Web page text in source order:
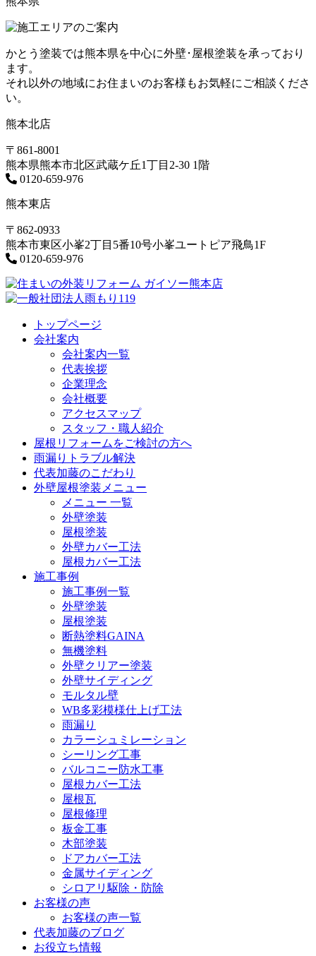
かとう塗装では熊本県を中心に外壁･屋根塗装を承っており
ます。
それ以外の地域にお住まいのお客様もお気軽にご相談くださ
い。
熊本北店
〒861-8001
熊本県熊本市北区武蔵ケ丘1丁目2-30 1階
0120-659-976
熊本東店
〒862-0933
熊本市東区小峯2丁目5番10号小峯ユートピア飛鳥1F
0120-659-976
トップページ
会社案内
会社案内一覧
代表挨拶
企業理念
会社概要
アクセスマップ
スタッフ・職人紹介
屋根リフォームをご検討の方へ
雨漏りトラブル解決
代表加藤のこだわり
外壁屋根塗装メニュー
メニュー 一覧
外壁塗装
屋根塗装
外壁カバー工法
屋根カバー工法
施工事例
施工事例一覧
外壁塗装
屋根塗装
断熱塗料GAINA
無機塗料
外壁クリアー塗装
外壁サイディング
モルタル壁
WB多彩模様仕上げ工法
雨漏り
カラーシュミレーション
シーリング工事
バルコニー防水工事
屋根カバー工法
屋根瓦
屋根修理
板金工事
木部塗装
ドアカバー工法
金属サイディング
シロアリ駆除・防除
お客様の声
お客様の声一覧
代表加藤のブログ
お役立ち情報